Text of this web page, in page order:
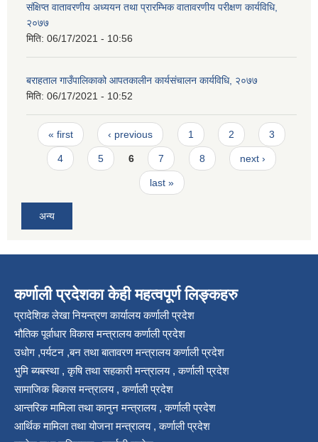
संक्षिप्त वातावरणीय अध्ययन तथा प्रारम्भिक वातावरणीय परीक्षण कार्यविधि,
२०७७
मिति: 06/17/2021 - 10:56
बराहताल गाउँपालिकाको आपतकालीन कार्यसंचालन कार्यविधि, २०७७
मिति: 06/17/2021 - 10:52
Pages
« first ‹ previous 1 2 3
4 5 6 7 8 next ›
last »
अन्य
कर्णाली प्रदेशका केही महत्वपूर्ण लिङ्कहरु
प्रादेशिक लेखा नियन्त्रण कार्यालय कर्णाली प्रदेश
भौतिक पूर्वाधार विकास मन्त्रालय कर्णाली प्रदेश
उधोग ,पर्यटन ,बन तथा बातावरण मन्त्रालय कर्णाली प्रदेश
भुमि ब्यबस्था , कृषि तथा सहकारी मन्त्रालय , कर्णाली प्रदेश
सामाजिक बिकास मन्त्रालय , कर्णाली प्रदेश
आन्तरिक मामिला तथा कानुन मन्त्रालय , कर्णाली प्रदेश
आर्थिक मामिला तथा योजना मन्त्रालय , कर्णाली प्रदेश